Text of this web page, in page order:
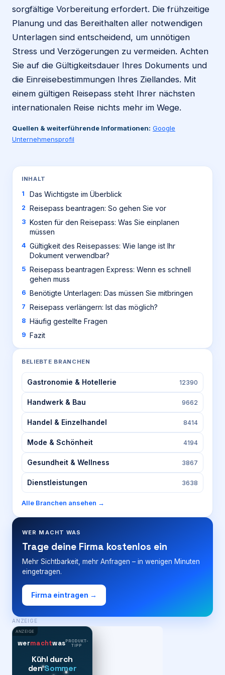
sorgfältige Vorbereitung erfordert. Die frühzeitige
Planung und das Bereithalten aller notwendigen
Unterlagen sind entscheidend, um unnötigen
Stress und Verzögerungen zu vermeiden. Achten
Sie auf die Gültigkeitsdauer Ihres Dokuments und
die Einreisebestimmungen Ihres Ziellandes. Mit
einem gültigen Reisepass steht Ihrer nächsten
internationalen Reise nichts mehr im Wege.
Quellen & weiterführende Informationen: Google
Unternehmensprofil
INHALT
Das Wichtigste im Überblick
Reisepass beantragen: So gehen Sie vor
Kosten für den Reisepass: Was Sie einplanen
müssen
Gültigkeit des Reisepasses: Wie lange ist Ihr
Dokument verwendbar?
Reisepass beantragen Express: Wenn es schnell
gehen muss
Benötigte Unterlagen: Das müssen Sie mitbringen
Reisepass verlängern: Ist das möglich?
Häufig gestellte Fragen
Fazit
BELIEBTE BRANCHEN
Gastronomie & Hotellerie 12390
Handwerk & Bau 9662
Handel & Einzelhandel 8414
Mode & Schönheit 4194
Gesundheit & Wellness 3867
Dienstleistungen 3638
Alle Branchen ansehen →
WER MACHT WAS
Trage deine Firma kostenlos ein
Mehr Sichtbarkeit, mehr Anfragen – in wenigen Minuten
eingetragen.
Firma eintragen →
ANZEIGE
ANZEIGE
wermachtwasPRODUKT-
TIPP
Kühl durch
denSommer